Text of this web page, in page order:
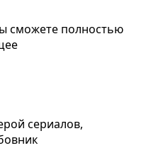
сможете полностью
сериалов,